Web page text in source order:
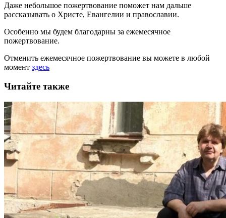
Даже небольшое пожертвование поможет нам дальше
рассказывать о Христе, Евангелии и православии.
Особенно мы будем благодарны за ежемесячное
пожертвование.
Отменить ежемесячное пожертвование вы можете в любой
момент здесь
Читайте также